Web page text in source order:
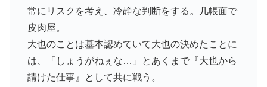
常にリスクを考え、冷静な判断をする。几帳面で
皮肉屋。
大也のことは基本認めていて大也の決めたことに
は、「しょうがねぇな…」とあくまで『大也から
請けた仕事』として共に戦う。